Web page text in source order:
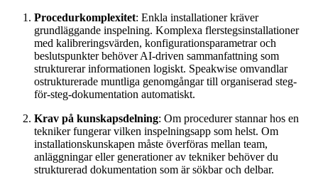
Procedurkomplexitet: Enkla installationer kräver
grundläggande inspelning. Komplexa flerstegsinstallationer
med kalibreringsvärden, konfigurationsparametrar och
beslutspunkter behöver AI-driven sammanfattning som
strukturerar informationen logiskt. Speakwise omvandlar
ostrukturerade muntliga genomgångar till organiserad steg-
för-steg-dokumentation automatiskt.
Krav på kunskapsdelning: Om procedurer stannar hos en
tekniker fungerar vilken inspelningsapp som helst. Om
installationskunskapen måste överföras mellan team,
anläggningar eller generationer av tekniker behöver du
strukturerad dokumentation som är sökbar och delbar.